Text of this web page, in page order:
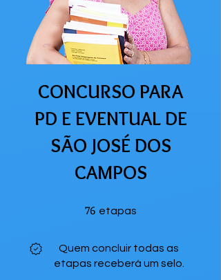
CONCURSO PARA
PD E EVENTUAL DE
SÃO JOSÉ DOS
CAMPOS
76 etapas
Quem concluir todas as
etapas receberá um selo.